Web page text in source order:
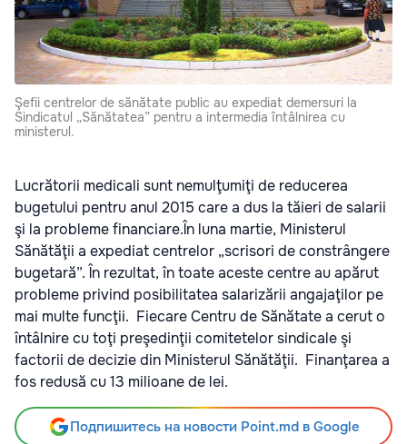
Şefii centrelor de sănătate public au expediat demersuri la
Sindicatul „Sănătatea” pentru a intermedia întâlnirea cu
ministerul.
Lucrătorii medicali sunt nemulţumiţi de reducerea
bugetului pentru anul 2015 care a dus la tăieri de salarii
şi la probleme financiare.În luna martie, Ministerul
Sănătăţii a expediat centrelor „scrisori de constrângere
bugetară”. În rezultat, în toate aceste centre au apărut
probleme privind posibilitatea salarizării angajaţilor pe
mai multe funcţii. Fiecare Centru de Sănătate a cerut o
întâlnire cu toţi preşedinţii comitetelor sindicale şi
factorii de decizie din Ministerul Sănătăţii. Finanţarea a
fos redusă cu 13 milioane de lei.
Подпишитесь на новости Point.md в Google